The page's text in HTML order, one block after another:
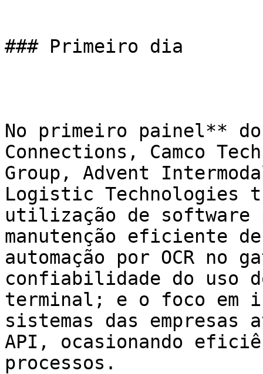
### Primeiro dia
No primeiro painel** do
Connections, Camco
Group, Advent
Logistic Technologies
utilização de software
manutenção eficiente
automação por OCR no
confiabilidade do uso
terminal; e o foco em
sistemas das empresas
API, ocasionando
processos.